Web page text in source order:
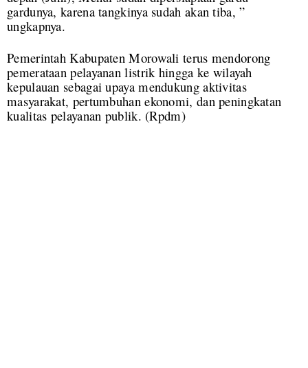
gardunya, karena tangkinya sudah akan tiba, ”
ungkapnya.
Pemerintah Kabupaten Morowali terus mendorong
pemerataan pelayanan listrik hingga ke wilayah
kepulauan sebagai upaya mendukung aktivitas
masyarakat, pertumbuhan ekonomi, dan peningkatan
kualitas pelayanan publik. (Rpdm)